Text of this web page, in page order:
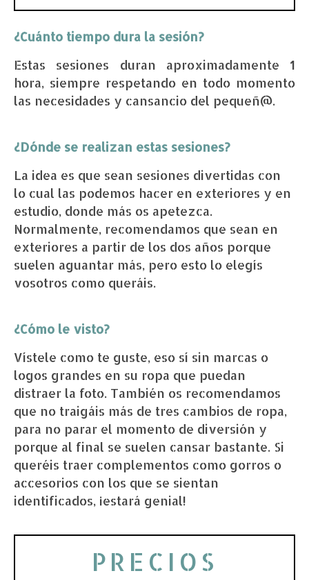
¿Cuánto tiempo dura la sesión?
Estas sesiones duran aproximadamente 1
hora, siempre respetando en todo momento
las necesidades y cansancio del pequeñ@.
¿Dónde se realizan estas sesiones?
La idea es que sean sesiones divertidas con
lo cual las podemos hacer en exteriores y en
estudio, donde más os apetezca.
Normalmente, recomendamos que sean en
exteriores a partir de los dos años porque
suelen aguantar más, pero esto lo elegís
vosotros como queráis.
¿Cómo le visto?
Vístele como te guste, eso sí sin marcas o
logos grandes en su ropa que puedan
distraer la foto. También os recomendamos
que no traigáis más de tres cambios de ropa,
para no parar el momento de diversión y
porque al final se suelen cansar bastante. Si
queréis traer complementos como gorros o
accesorios con los que se sientan
identificados, ¡estará genial!
PRECIOS